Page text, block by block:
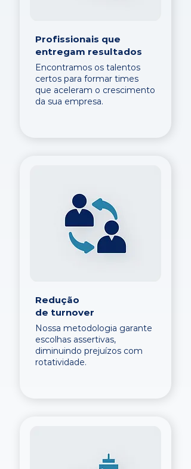
Profissionais que
entregam resultados
Encontramos os talentos
certos para formar times
que aceleram o crescimento
da sua empresa.
Redução
de turnover
Nossa metodologia garante
escolhas assertivas,
diminuindo prejuízos com
rotatividade.